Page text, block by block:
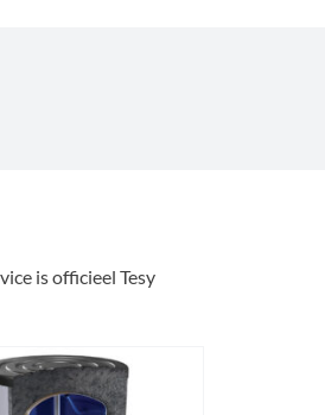
is officieel Tesy